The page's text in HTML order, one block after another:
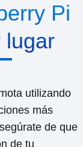
Pi
lugar
utilizando
más
de que
de tu